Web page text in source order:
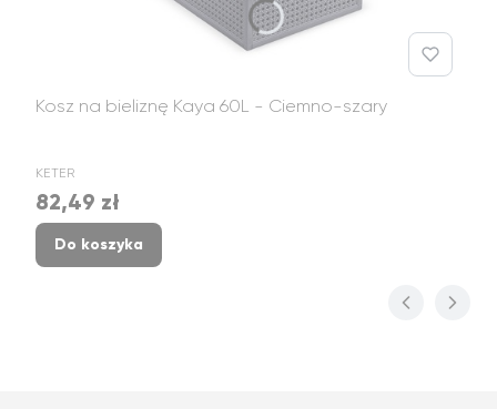
Kosz na bieliznę Kaya 60L - Ciemno-szary
PRODUCENT
KETER
Cena
82,49 zł
Do koszyka